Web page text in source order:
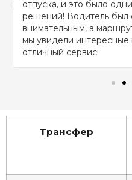
отпуска, и это было
решений! Водитель был
внимательным, а
мы увидели интересные
отличный сервис!
Трансфер